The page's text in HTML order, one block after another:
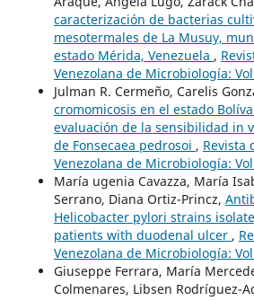
caracterización de bacterias
mesotermales de La Musuy,
estado Mérida, Venezuela ,
Venezolana de Microbiología:
Julman R. Cermeño, Carelis
cromomicosis en el estado
evaluación de la sensibilidad in
de Fonsecaea pedrosoi , Revista
Venezolana de Microbiología:
María ugenia Cavazza, María
Serrano, Diana Ortiz-Princz,
Helicobacter pylori strains
patients with duodenal ulcer ,
Venezolana de Microbiología:
Giuseppe Ferrara, María
Colmenares, Libsen Rodríguez-